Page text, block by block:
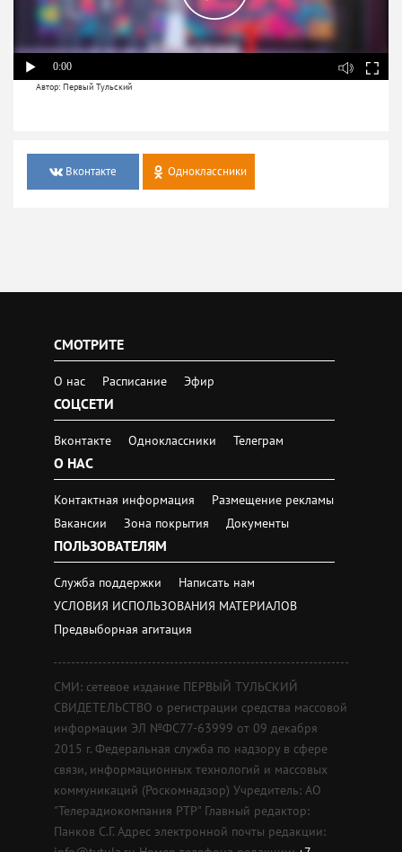
0:00
Автор: Первый Тульский
Вконтакте Одноклассники
СМОТРИТЕ
О нас Расписание Эфир
СОЦСЕТИ
Вконтакте Одноклассники Телеграм
О НАС
Контактная информация
Размещение рекламы
Вакансии
Зона покрытия Документы
ПОЛЬЗОВАТЕЛЯМ
Служба поддержки
Написать нам
УСЛОВИЯ ИСПОЛЬЗОВАНИЯ МАТЕРИАЛОВ
Предвыборная агитация
СМИ: сетевое издание ПЕРВЫЙ ТУЛЬСКИЙ
СВИДЕТЕЛЬСТВО о регистрации средства массовой
информации ЭЛ №ФС77-63999 от 09 декабря
2015 г. Федеральная служба по надзору в сфере
связи, информационных технологий и массовых
коммуникаций (Роскомнадзор) Учредитель: АО
"Телерадиокомпания РТР" Главный редактор:
Панков С.Г. Адрес электронной почты редакции: